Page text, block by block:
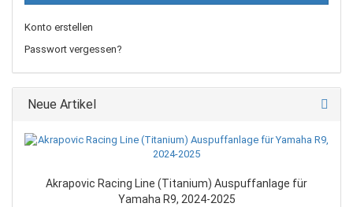
Konto erstellen
Passwort vergessen?
Neue Artikel
Akrapovic Racing Line (Titanium) Auspuffanlage für
Yamaha R9, 2024-2025